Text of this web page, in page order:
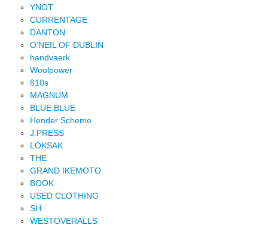
YNOT
CURRENTAGE
DANTON
O'NEIL OF DUBLIN
handvaerk
Woolpower
810s
MAGNUM
BLUE BLUE
Hender Scheme
J.PRESS
LOKSAK
THE
GRAND IKEMOTO
BOOK
USED CLOTHING
SH
WESTOVERALLS